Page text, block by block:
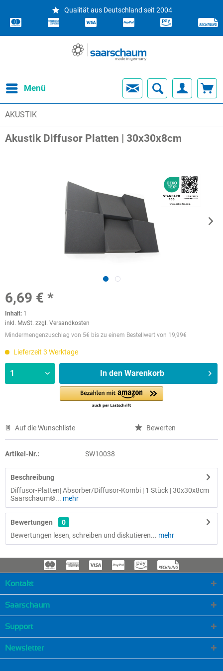
Qualität aus Deutschland seit 2004
Menü
AKUSTIK
Akustik Diffusor Platten | 30x30x8cm
6,69 € *
Inhalt: 1
inkl. MwSt. zzgl. Versandkosten
Mindermengenzuschlag von 5€ bis zu einem Bestellwert von 19,99€
Lieferzeit 3 Werktage
In den Warenkorb
Auf die Wunschliste Bewerten
Artikel-Nr.: SW10038
Beschreibung
Diffusor-Platten| Absorber/Diffusor-Kombi | 1 Stück | 30x30x8cm
Saarschaum®... mehr
Bewertungen
0
Bewertungen lesen, schreiben und diskutieren... mehr
Kontakt
Saarschaum
Support
Newsletter